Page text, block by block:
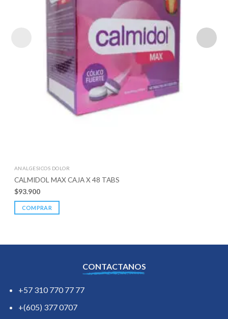
ANALGESICOS DOLOR
CALMIDOL MAX CAJA X 48 TABS
$93.900
COMPRAR
CONTACTANOS
+57 310 770 77 77
+(605) 377 0707